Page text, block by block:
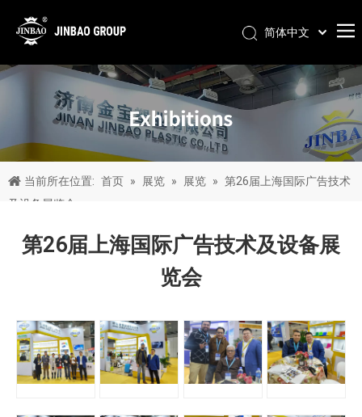
简体中文
Português
Español
English
当前所在位置: 首页 » 展览 » 展览 » 第26届上海国际广告技术
及设备展览会
第26届上海国际广告技术及设备展
览会